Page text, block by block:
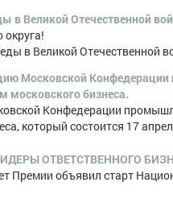
в Великой Отечественной
округа!
в Великой Отечественной
Московской
московского бизнеса.
Конфедерации
который состоится 17
ОТВЕТСТВЕННОГО
Премии объявил старт